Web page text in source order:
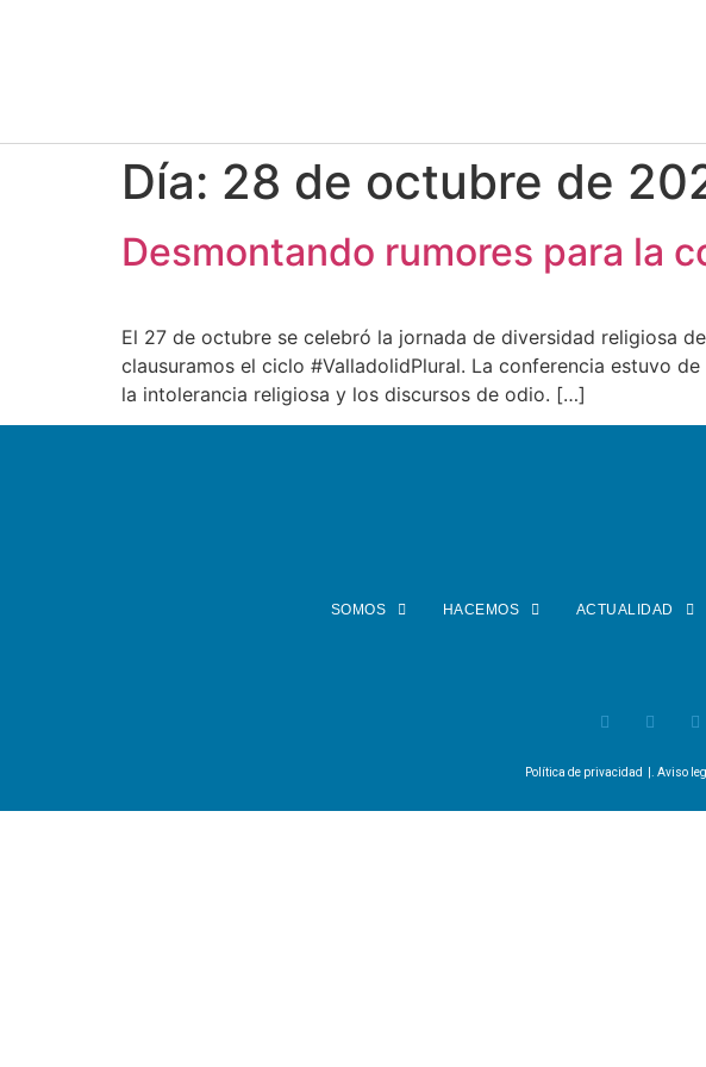
Día: 28 de octubre de
Desmontando rumores para la
El 27 de octubre se celebró la jornada de diversidad religiosa
clausuramos el ciclo #ValladolidPlural. La conferencia estuvo
la intolerancia religiosa y los discursos de odio. […]
SOMOS HACEMOS ACTUALIDAD
Política de privacidad |. Aviso